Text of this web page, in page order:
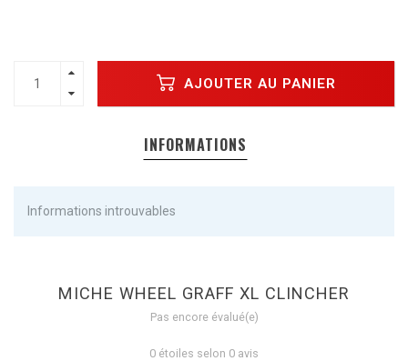
AJOUTER AU PANIER
INFORMATIONS
Informations introuvables
MICHE WHEEL GRAFF XL CLINCHER
Pas encore évalué(e)
0 étoiles selon 0 avis